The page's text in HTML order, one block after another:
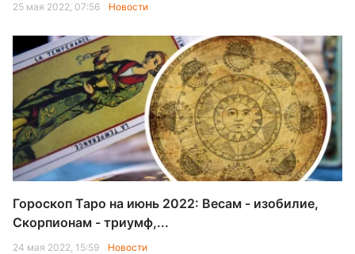
25 мая 2022, 07:56 Новости
Гороскоп Таро на июнь 2022: Весам - изобилие,
Скорпионам - триумф,...
24 мая 2022, 15:59 Новости